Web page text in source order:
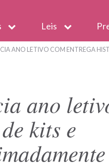
Leis
ANO LETIVO COM ENTREGA
ano
kits e